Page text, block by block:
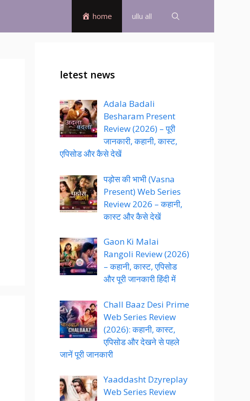
home ullu all
letest news
Adala Badali
Besharam Present
Review (2026) – पूरी
जानकारी, कहानी, कास्ट,
एपिसोड और कैसे देखें
पड़ोस की भाभी (Vasna
Present) Web Series
Review 2026 – कहानी,
कास्ट और कैसे देखें
Gaon Ki Malai
Rangoli Review (2026)
– कहानी, कास्ट, एपिसोड
और पूरी जानकारी हिंदी में
Chall Baaz Desi Prime
Web Series Review
(2026): कहानी, कास्ट,
एपिसोड और देखने से पहले
जानें पूरी जानकारी
Yaaddasht Dzyreplay
Web Series Review